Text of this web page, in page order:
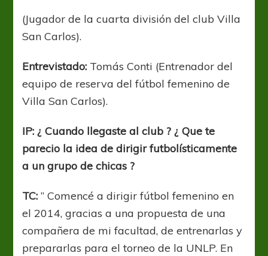
cabezas
el
fútbol
crecer”
(Jugador de la cuarta división del club Villa
San Carlos).
Entrevistado: Tomás Conti (Entrenador del
equipo de reserva del fútbol femenino de
Villa San Carlos).
IP: ¿ Cuando llegaste al club ? ¿ Que te
parecio la idea de dirigir futbolísticamente
a un grupo de chicas ?
TC:” Comencé a dirigir fútbol femenino en
el 2014, gracias a una propuesta de una
compañera de mi facultad, de entrenarlas y
prepararlas para el torneo de la UNLP. En